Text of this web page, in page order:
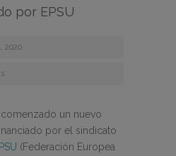
por EPSU
2020
comenzado un nuevo
por el sindicato
(Federación Europea